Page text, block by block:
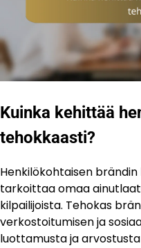
Kuinka kehittää
tehokkaasti?
Henkilökohtaisen
tarkoittaa omaa
kilpailijoista. Tehokas
verkostoitumisen ja
luottamusta ja